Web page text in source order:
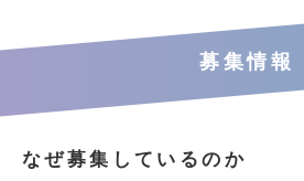
募集情報
なぜ募集しているのか